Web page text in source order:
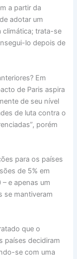
a partir da
adotar um
climática; trata-se
lo depois de
Em
de Paris aspira
de seu nível
de luta contra o
porém
para os países
de 5% em
e apenas um
se mantiveram
que o
países decidiram
se com uma